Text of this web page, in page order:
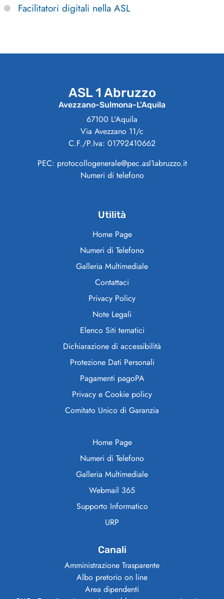
Facilitatori digitali nella ASL
ASL 1 Abruzzo
Avezzano-Sulmona-L'Aquila
67100 L'Aquila
Via Avezzano 11/c
C.F./P.Iva: 01792410662
PEC: protocollogenerale@pec.asl1abruzzo.it
Numeri di telefono
Utilità
Home Page
Numeri di Telefono
Galleria Multimediale
Contattaci
Privacy Policy
Note Legali
Elenco Siti tematici
Dichiarazione di accessibilità
Protezione Dati Personali
Pagamenti pagoPA
Privacy e Cookie policy
Comitato Unico di Garanzia
Home Page
Numeri di Telefono
Galleria Multimediale
Webmail 365
Supporto Informatico
URP
Canali
Amministrazione Trasparente
Albo pretorio on line
Area dipendenti